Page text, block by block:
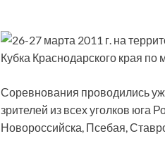
26-27 марта 2011 г. на
Кубка Краснодарского края по
Соревнования проводились
зрителей из всех уголков юга
Новороссийска, Псебая,